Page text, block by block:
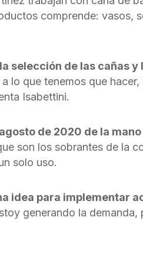
comprende: vasos,
selección de las cañas
lo que tenemos que
Isabettini.
de 2020 de la
son los sobrantes de la
solo uso.
idea para implementar
generando la demanda,